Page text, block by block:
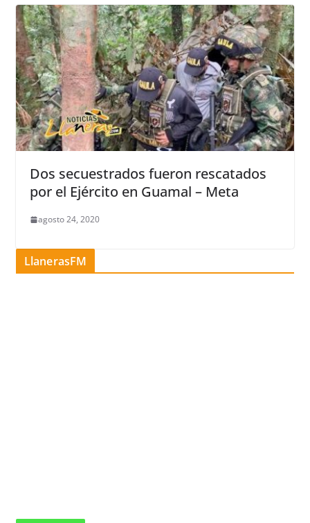
Dos secuestrados fueron rescatados
por el Ejército en Guamal – Meta
agosto 24, 2020
LlanerasFM